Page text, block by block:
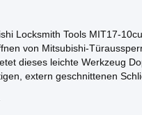
Locksmith Tools MIT17-
von Mitsubishi-
dieses leichte Werkzeug
extern geschnittenen
heute Ihre Effizienz als